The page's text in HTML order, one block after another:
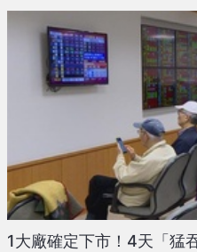
1大廠確定下市！4天「